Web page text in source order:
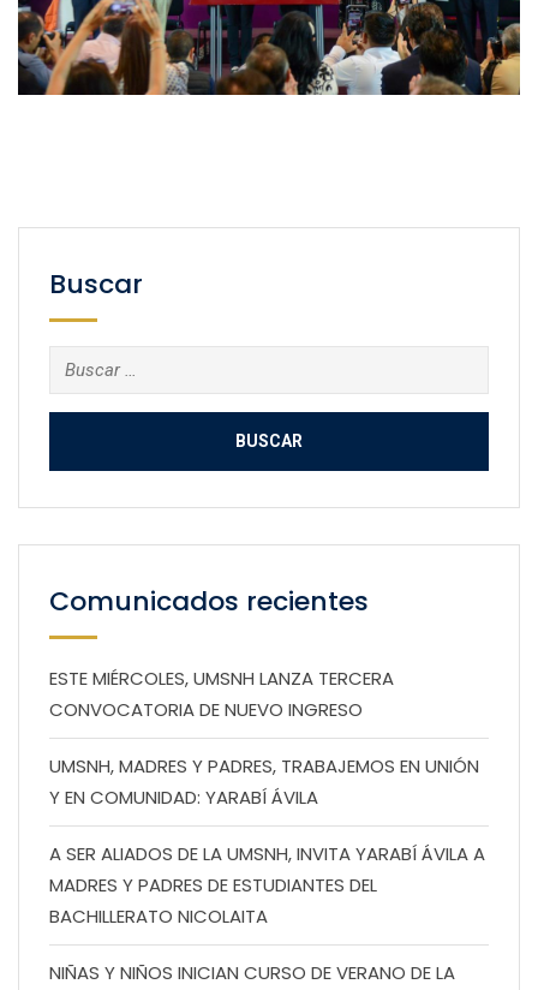
Buscar
Buscar:
Comunicados recientes
ESTE MIÉRCOLES, UMSNH LANZA TERCERA
CONVOCATORIA DE NUEVO INGRESO
UMSNH, MADRES Y PADRES, TRABAJEMOS EN UNIÓN
Y EN COMUNIDAD: YARABÍ ÁVILA
A SER ALIADOS DE LA UMSNH, INVITA YARABÍ ÁVILA A
MADRES Y PADRES DE ESTUDIANTES DEL
BACHILLERATO NICOLAITA
NIÑAS Y NIÑOS INICIAN CURSO DE VERANO DE LA